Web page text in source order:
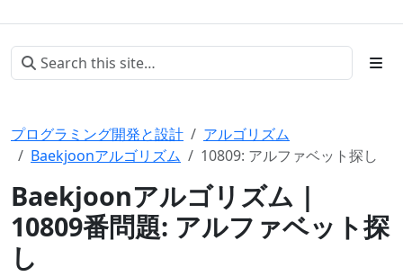
プログラミング開発と設計
アルゴリズム
Baekjoonアルゴリズム
10809: アルファベット探し
Baekjoonアルゴリズム |
10809番問題: アルファベット探
し